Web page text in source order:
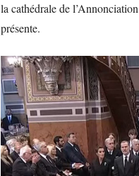
la cathédrale de
présente.